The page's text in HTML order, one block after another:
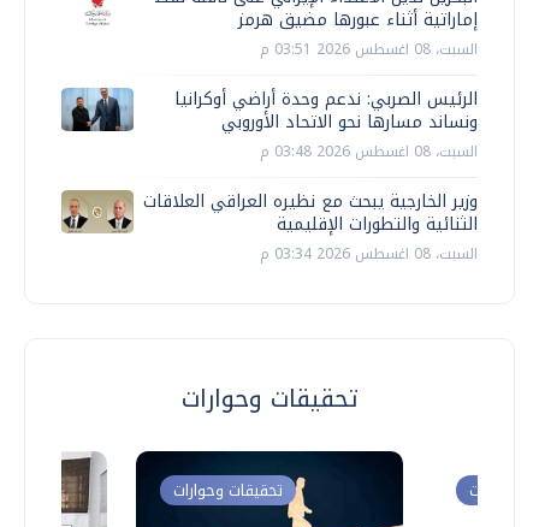
إماراتية أثناء عبورها مضيق هرمز
السبت، 08 اغسطس 2026 03:51 م
الرئيس الصربي: ندعم وحدة أراضي أوكرانيا
ونساند مسارها نحو الاتحاد الأوروبي
السبت، 08 اغسطس 2026 03:48 م
وزير الخارجية يبحث مع نظيره العراقي العلاقات
الثنائية والتطورات الإقليمية
السبت، 08 اغسطس 2026 03:34 م
تحقيقات وحوارات
تحقيقات وحوارات وحوارات